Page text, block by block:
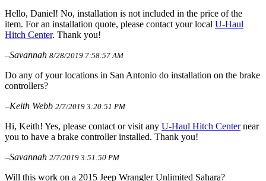
Hello, Daniel! No, installation is not included in the price of the
item. For an installation quote, please contact your local U-Haul
Hitch Center. Thank you!
–Savannah 8/28/2019 7:58:57 AM
Do any of your locations in San Antonio do installation on the brake
controllers?
–Keith Webb 2/7/2019 3:20:51 PM
Hi, Keith! Yes, please contact or visit any U-Haul Hitch Centernear
you to have a brake controller installed. Thank you!
–Savannah 2/7/2019 3:51:50 PM
Will this work on a 2015 Jeep Wrangler Unlimited Sahara?